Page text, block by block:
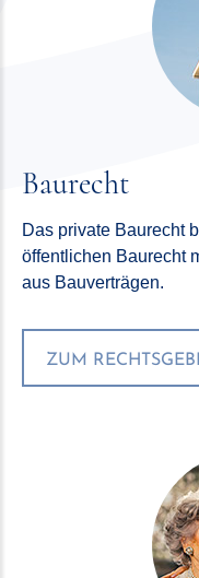
Baurecht
Das private Baurecht
öffentlichen Baurecht
aus Bauverträgen.
ZUM